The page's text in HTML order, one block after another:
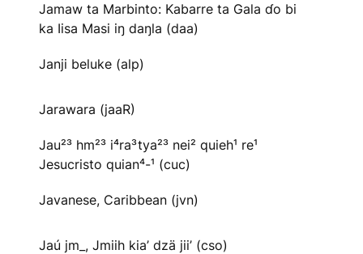
Jamaw ta Marbinto: Kabarre ta Gala ɗo bi
ka Iisa Masi iŋ daŋla (daa)
Janji beluke (alp)
Jarawara (jaaR)
Jau²³ hm²³ i⁴ra³tya²³ nei² quieh¹ re¹
Jesucristo quian⁴-¹ (cuc)
Javanese, Caribbean (jvn)
Jaú jm_, Jmiih kia’ dzä jii’ (cso)